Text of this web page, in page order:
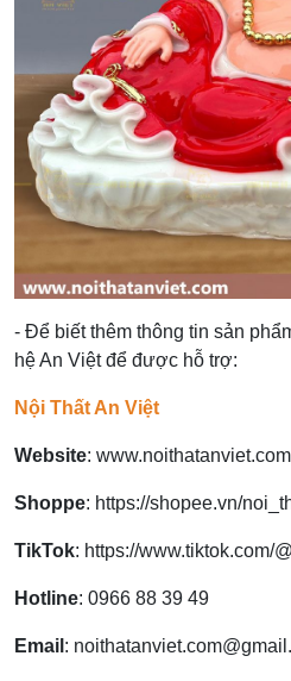
- Để biết thêm thông tin sản
hệ An Việt để được hỗ trợ:
Nội Thất An Việt
Website: www.noithatanviet.com
Shoppe: https://shopee.vn/
TikTok: https://www.tiktok.com/
Hotline: 0966 88 39 49
Email :